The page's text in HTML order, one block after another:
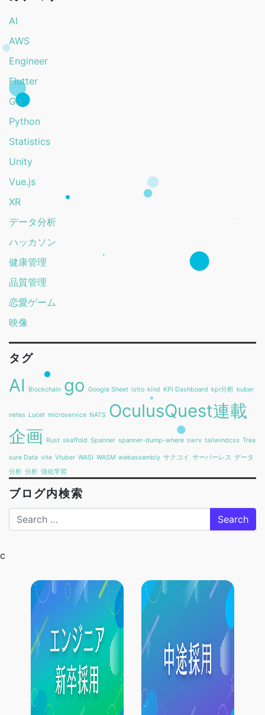
AI
AWS
Engineer
Flutter
Go
Python
Statistics
Unity
Vue.js
XR
データ分析
ハッカソン
健康管理
品質管理
恋愛ゲーム
映像
タグ
AI Blockchain go Google Sheet istio kind KPI Dashboard kpi分析 kuber
netes Lucet microservice NATS OculusQuest連載
企画 Rust skaffold Spanner spanner-dump-where swrv tailwindcss Trea
sure Data vite Vtuber WASI WASM webassembly サクコイ サーバーレス データ
分析 分析 強化学習
ブログ内検索
Search
c